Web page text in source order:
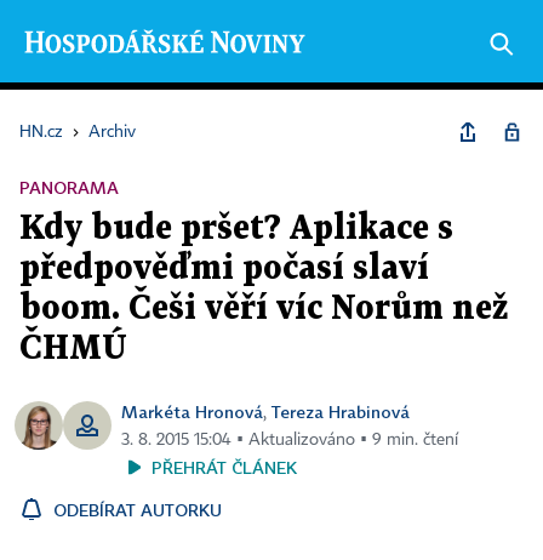
HN.cz › Archiv
PANORAMA
Kdy bude pršet? Aplikace s
předpověďmi počasí slaví
boom. Češi věří víc Norům než
ČHMÚ
Markéta Hronová, Tereza Hrabinová
3. 8. 2015 15:04 ▪ Aktualizováno ▪ 9 min. čtení
PŘEHRÁT ČLÁNEK
ODEBÍRAT AUTORKU